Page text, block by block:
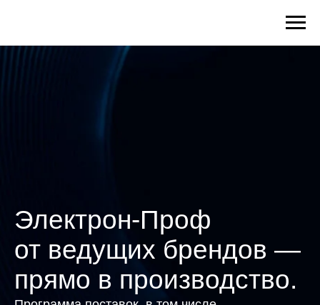
Электрон-Проф
от ведущих брендов —
прямо в производство.